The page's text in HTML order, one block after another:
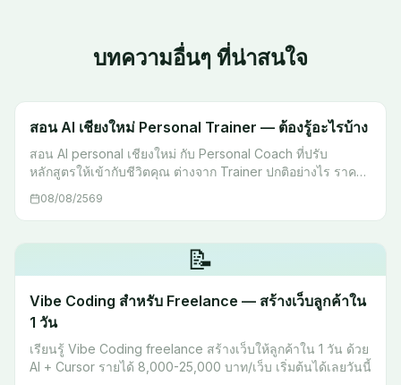
บทความอื่นๆ ที่น่าสนใจ
สอน AI เชียงใหม่ Personal Trainer — ต้องรู้อะไรบ้าง
สอน AI personal เชียงใหม่ กับ Personal Coach ที่ปรับ
หลักสูตรให้เข้ากับชีวิตคุณ ต่างจาก Trainer ปกติอย่างไร ราคา
08/08/2569
📝
Vibe Coding สำหรับ Freelance — สร้างเว็บลูกค้าใน
1 วัน
เรียนรู้ Vibe Coding freelance สร้างเว็บให้ลูกค้าใน 1 วัน ด้วย
AI + Cursor รายได้ 8,000-25,000 บาท/เว็บ เริ่มต้นได้เลยวันนี้